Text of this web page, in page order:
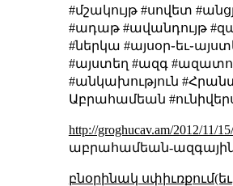
#մշակույթ #սովետ
#ադաթ #ավանդույթ
#ներկա
#այստեղ #ազգ
#անկախություն
Աբրահամեան
http://groghucav.am/2012/11/15/
աբրահամեան-
բնօրինակ սփիւռքում(եւ